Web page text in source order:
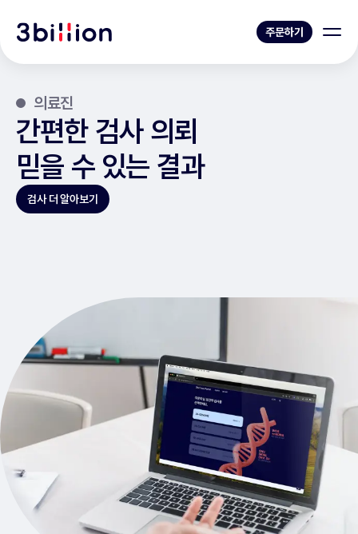
주문하기
의료진
간편한 검사 의뢰
믿을 수 있는 결과
검사 더 알아보기